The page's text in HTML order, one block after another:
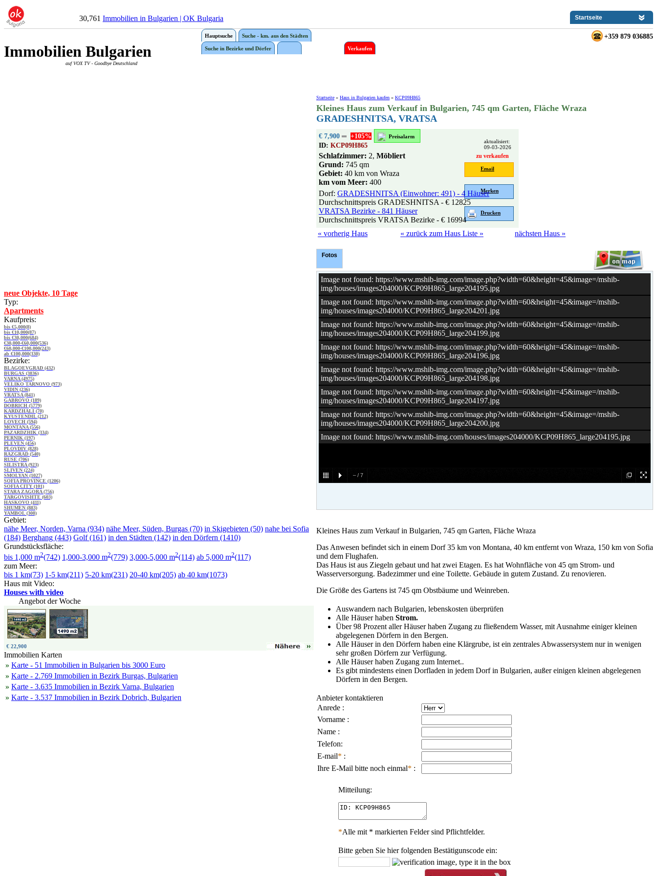
30,761 Immobilien in Bulgarien | OK Bulgaria Startseite
Immobilien Bulgarien
auf VOX TV - Goodbye Deutschland
+359 879 036885
Hauptsuche Suche - km. aus den Städten
Suche in Bezirke und Dörfer Verkaufen
neue Objekte, 10 Tage
Typ:
Apartments
Kaufpreis:
bis €5,000(8)
bis €10,000(87)
bis €30,000(684)
€30,000-€60,000(536)
€60,000-€100,000(243)
ab €100,000(330)
Bezirke:
BLAGOEVGRAD (432)
BURGAS (3836)
VARNA (4975)
VELIKO TARNOVO (973)
VIDIN (236)
VRATSA (841)
GABROVO (189)
DOBRICH (5779)
KARDZHALI (70)
KYUSTENDIL (212)
LOVECH (594)
MONTANA (556)
PAZARDZHIK (334)
PERNIK (197)
PLEVEN (456)
PLOVDIV (828)
RAZGRAD (540)
RUSE (706)
SILISTRA (923)
SLIVEN (224)
SMOLYAN (1027)
SOFIA PROVINCE (1206)
SOFIA CITY (101)
STARA ZAGORA (756)
TARGOVISHTE (603)
HASKOVO (411)
SHUMEN (883)
YAMBOL (308)
Gebiet:
nähe Meer, Norden, Varna (934) nähe Meer, Süden, Burgas (70) in Skigebieten (50) nahe bei Sofia
(184) Berghang (443) Golf (161) in den Städten (142) in den Dörfern (1410)
Grundstücksfläche:
bis 1,000 m2(742) 1,000-3,000 m2(779) 3,000-5,000 m2(114) ab 5,000 m2(117)
zum Meer:
bis 1 km(73) 1-5 km(211) 5-20 km(231) 20-40 km(205) ab 40 km(1073)
Haus mit Video:
Houses with video
Angebot der Woche
€ 22,900
Immobilien Karten
» Karte - 51 Immobilien in Bulgarien bis 3000 Euro
» Karte - 2.769 Immobilien in Bezirk Burgas, Bulgarien
» Karte - 3.635 Immobilien in Bezirk Varna, Bulgarien
» Karte - 3.537 Immobilien in Bezirk Dobrich, Bulgarien
Startseite » Haus in Bulgarien kaufen » KCP09H865
Kleines Haus zum Verkauf in Bulgarien, 745 qm Garten, Fläche Wraza
GRADESHNITSA, VRATSA
€ 7,900 +105%
Preisalarm
aktualisiert:
09-03-2026
zu verkaufen
Email
Merken
Drucken
ID: KCP09H865
Schlafzimmer: 2, Möbliert
Grund: 745 qm
Gebiet: 40 km von Wraza
km vom Meer: 400
Dorf: GRADESHNITSA (Einwohner: 491) - 4 Häuser
Durchschnittspreis GRADESHNITSA - € 12825
VRATSA Bezirke - 841 Häuser
Durchschnittspreis VRATSA Bezirke - € 16994
« vorherig Haus
« zurück zum Haus Liste » nächsten Haus »
Fotos
– / 7
Image not found: https://www.mshib-img.com/image.php?width=60&height=45&image=/mshib-
img/houses/images204000/KCP09H865_large204195.jpg
Image not found: https://www.mshib-img.com/image.php?width=60&height=45&image=/mshib-
img/houses/images204000/KCP09H865_large204201.jpg
Image not found: https://www.mshib-img.com/image.php?width=60&height=45&image=/mshib-
img/houses/images204000/KCP09H865_large204199.jpg
Image not found: https://www.mshib-img.com/image.php?width=60&height=45&image=/mshib-
img/houses/images204000/KCP09H865_large204196.jpg
Image not found: https://www.mshib-img.com/image.php?width=60&height=45&image=/mshib-
img/houses/images204000/KCP09H865_large204198.jpg
Image not found: https://www.mshib-img.com/image.php?width=60&height=45&image=/mshib-
img/houses/images204000/KCP09H865_large204197.jpg
Image not found: https://www.mshib-img.com/image.php?width=60&height=45&image=/mshib-
img/houses/images204000/KCP09H865_large204200.jpg
Image not found: https://www.mshib-img.com/houses/images204000/KCP09H865_large204195.jpg
Kleines Haus zum Verkauf in Bulgarien, 745 qm Garten, Fläche Wraza
Das Anwesen befindet sich in einem Dorf 35 km von Montana, 40 km entfernt von Wraza, 150 km von Sofia
und dem Flughafen.
Das Haus ist aus Ziegeln gebaut und hat zwei Etagen. Es hat Wohnfläche von 45 qm Strom- und
Wasserversorgung. Badezimmer und eine Toilette. Gebäude in gutem Zustand. Zu renovieren.
Die Größe des Gartens ist 745 qm Obstbäume und Weinreben.
Auswandern nach Bulgarien, lebenskosten überprüfen
Alle Häuser haben Strom.
Über 98 Prozent aller Häuser haben Zugang zu fließendem Wasser, mit Ausnahme einiger kleinen
abgelegenen Dörfern in den Bergen.
Alle Häuser in den Dörfern haben eine Klärgrube, ist ein zentrales Abwassersystem nur in wenigen
sehr großen Dörfern zur Verfügung.
Alle Häuser haben Zugang zum Internet..
Es gibt mindestens einen Dorfladen in jedem Dorf in Bulgarien, außer einigen kleinen abgelegenen
Dörfern in den Bergen.
Anbieter kontaktieren
Anrede :
Vorname :
Name :
Telefon:
E-mail* :
Ihre E-Mail bitte noch einmal* :
Mitteilung:
*Alle mit * markierten Felder sind Pflichtfelder.
Bitte geben Sie hier folgenden Bestätigunscode ein: